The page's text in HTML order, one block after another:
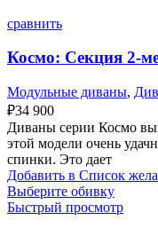
сравнить
Космо: Секция 2-
Модульные диваны,
₽34 900
Диваны серии Космо
этой модели очень
спинки. Это дает
Добавить в Список
Выберите обивку
Быстрый просмотр